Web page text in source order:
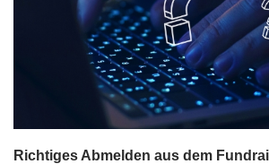
Richtiges Abmelden aus dem